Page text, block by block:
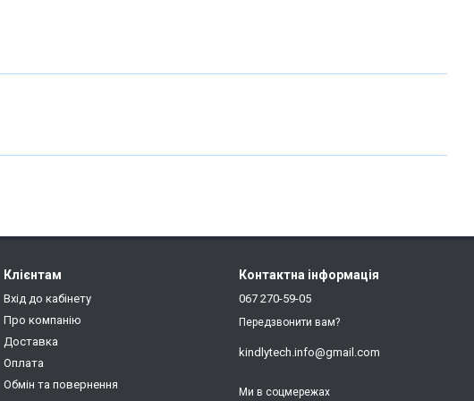
Клієнтам
Вхід до кабінету
Про компанію
Доставка
Оплата
Обмін та повернення
Контактна інформація
067 270-59-05
Передзвонити вам?
kindlytech.info@gmail.com
Ми в соцмережах